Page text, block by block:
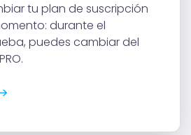
tu plan de suscripción
durante el
puedes cambiar del